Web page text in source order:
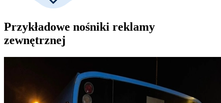
Przykładowe nośniki reklamy
zewnętrznej